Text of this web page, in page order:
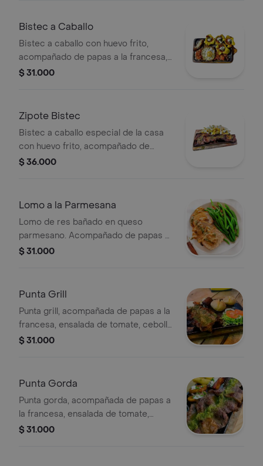
Bistec a Caballo
Bistec a caballo con huevo frito,
acompañado de papas a la francesa,
ensalada de tomate, cebolla y
$ 31.000
Zipote Bistec
Bistec a caballo especial de la casa
con huevo frito, acompañado de
papas a la francesa, ensalada de
$ 36.000
Lomo a la Parmesana
Lomo de res bañado en queso
parmesano. Acompañado de papas a
la francesa y ensalada de tomate,
$ 31.000
Punta Grill
Punta grill, acompañada de papas a la
francesa, ensalada de tomate, cebolla
y lechuga.
$ 31.000
Punta Gorda
Punta gorda, acompañada de papas a
la francesa, ensalada de tomate,
cebolla y lechuga.
$ 31.000